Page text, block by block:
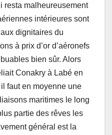
resta malheureusement
intérieures sont
dignitaires du
à prix d’or d’aéronefs
bien sûr. Alors
Conakry à Labé en
faut en moyenne une
maritimes le long
partie des rêves les
général est la